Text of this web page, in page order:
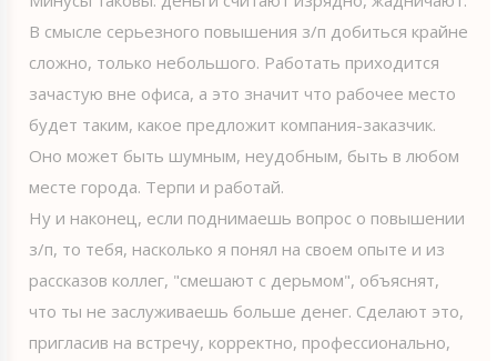
В смысле серьезного повышения з/п добиться крайне
сложно, только небольшого. Работать приходится
зачастую вне офиса, а это значит что рабочее место
будет таким, какое предложит компания-заказчик.
Оно может быть шумным, неудобным, быть в любом
месте города. Терпи и работай.
Ну и наконец, если поднимаешь вопрос о повышении
з/п, то тебя, насколько я понял на своем опыте и из
рассказов коллег, "смешают с дерьмом", объяснят,
что ты не заслуживаешь больше денег. Сделают это,
пригласив на встречу, корректно, профессионально,